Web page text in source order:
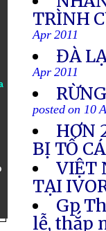
TRÌNH
Apr 2011
ĐÀ
Apr 2011
posted on 10
HƠN
BỊ TỐ
VIỆT
TẠI
Gp
lễ, thắp